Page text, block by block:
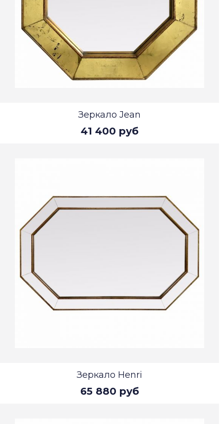
Зеркало Jean
41 400 руб
Зеркало Henri
65 880 руб